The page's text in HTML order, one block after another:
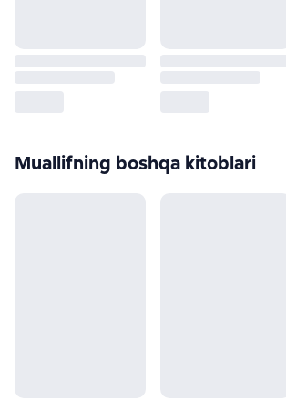
Muallifning boshqa kitoblari